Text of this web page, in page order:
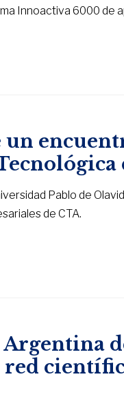
Innoactiva 6000 de
un
Pablo de
de CTA.
red